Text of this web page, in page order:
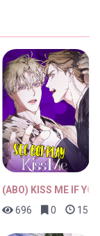
(ABO) KISS ME IF
696
0 15